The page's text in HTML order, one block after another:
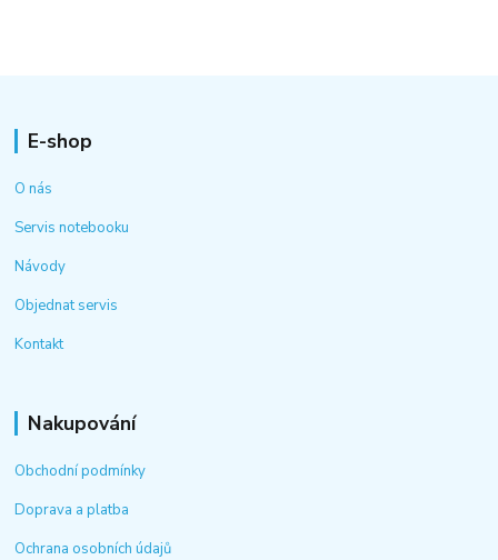
E-shop
O nás
Servis notebooku
Návody
Objednat servis
Kontakt
Nakupování
Obchodní podmínky
Doprava a platba
Ochrana osobních údajů